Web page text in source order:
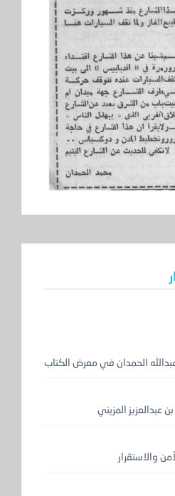
الحمدان في معرض الكتاب
عبدالعزيز المزيني
والاستقرار